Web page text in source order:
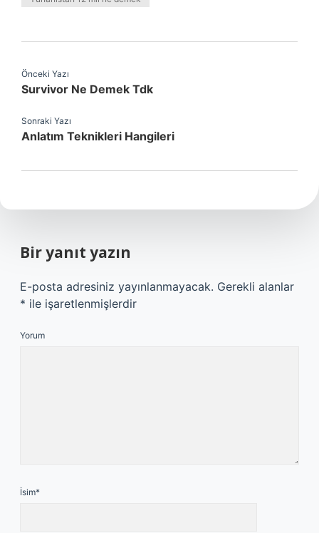
Önceki Yazı
Survivor Ne Demek Tdk
Sonraki Yazı
Anlatım Teknikleri Hangileri
Bir yanıt yazın
E-posta adresiniz yayınlanmayacak. Gerekli alanlar
* ile işaretlenmişlerdir
Yorum
İsim*